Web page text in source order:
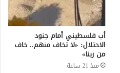
أب فلسطيني أمام جنود
الاحتلال: «لا تخاف منهم.. خاف
من ربنا»
منذ 21 ساعة